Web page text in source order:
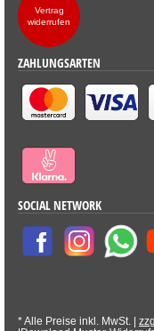
Vertrag
widerrufen
ZAHLUNGSARTEN
SOCIAL NETWORK
* Alle Preise inkl. MwSt. |